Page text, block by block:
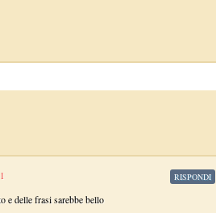
e delle frasi sarebbe bello
RISPONDI